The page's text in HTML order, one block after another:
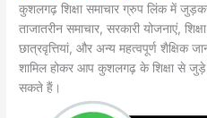
कुशलगढ़ शिक्षा समाचार ग्रुप लिंक में
ताजातरीन समाचार, सरकारी योजनाएं,
छात्रवृत्तियां, और अन्य महत्वपूर्ण शैक्षिक
शामिल होकर आप कुशलगढ़ के शिक्षा से
सकते हैं।